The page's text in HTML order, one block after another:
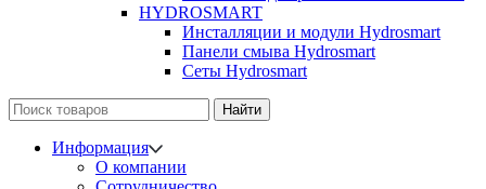
HYDROSMART
Инсталляции и модули Hydrosmart
Панели смыва Hydrosmart
Сеты Hydrosmart
Найти
Информация
О компании